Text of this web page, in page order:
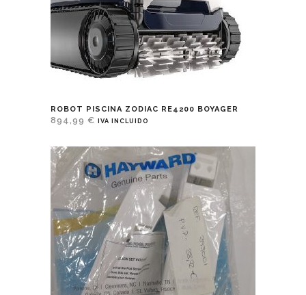
ROBOT PISCINA ZODIAC RE4200 BOYAGER
894,99 € IVA INCLUIDO